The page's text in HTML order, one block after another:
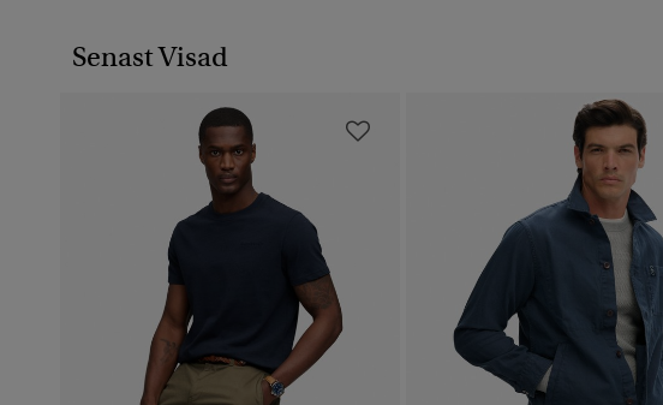
Senast Visad